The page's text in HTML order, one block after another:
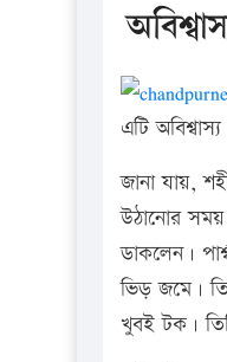
এটি
জানা যায়,
উঠানোর
ডাকলেন।
ভিড় জমে।
খুবই টক।